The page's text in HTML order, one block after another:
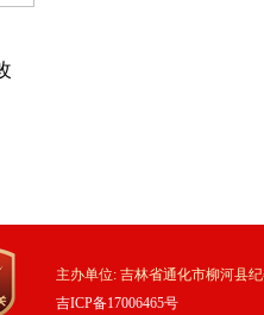
主办单位: 吉林省通化市柳河县
吉ICP备17006465号